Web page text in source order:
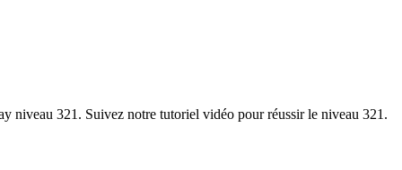
niveau 321. Suivez notre tutoriel vidéo pour réussir le niveau 321.